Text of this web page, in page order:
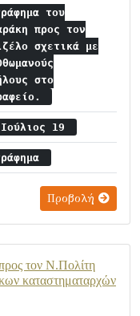
του
προς τον
σχετικά με
στο
19
Προβολή
τον Ν.Πολίτη
καταστηματαρχών